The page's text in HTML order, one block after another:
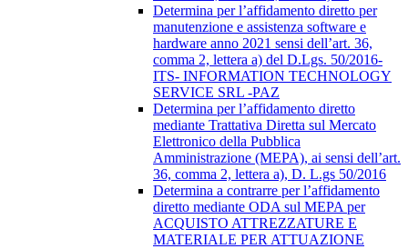
Determina per l’affidamento diretto per
manutenzione e assistenza software e
hardware anno 2021 sensi dell’art. 36,
comma 2, lettera a) del D.Lgs. 50/2016-
ITS- INFORMATION TECHNOLOGY
SERVICE SRL -PAZ
Determina per l’affidamento diretto
mediante Trattativa Diretta sul Mercato
Elettronico della Pubblica
Amministrazione (MEPA), ai sensi dell’art.
36, comma 2, lettera a), D. L.gs 50/2016
Determina a contrarre per l’affidamento
diretto mediante ODA sul MEPA per
ACQUISTO ATTREZZATURE E
MATERIALE PER ATTUAZIONE